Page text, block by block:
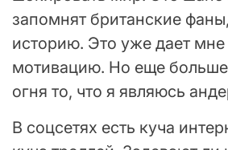
запомнят британские
историю. Это уже дает
мотивацию. Но еще
огня то, что я являюсь
В соцсетях есть куча